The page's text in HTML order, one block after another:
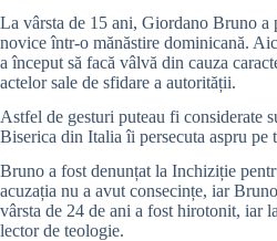
La vârsta de 15 ani, Giordano Bruno a
novice într-o mănăstire dominicană.
a început să facă vâlvă din cauza
actelor sale de sfidare a autorității.
Astfel de gesturi puteau fi considerate
Biserica din Italia îi persecuta aspru
Bruno a fost denunțat la Inchiziție
acuzația nu a avut consecințe, iar
vârsta de 24 de ani a fost hirotonit, iar
lector de teologie.